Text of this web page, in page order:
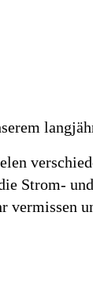
Strom-
vermissen